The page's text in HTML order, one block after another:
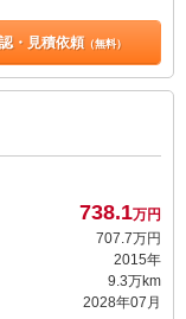
・見積依頼（無料）
738.1万円
707.7万円
2015年
9.3万km
2028年07月